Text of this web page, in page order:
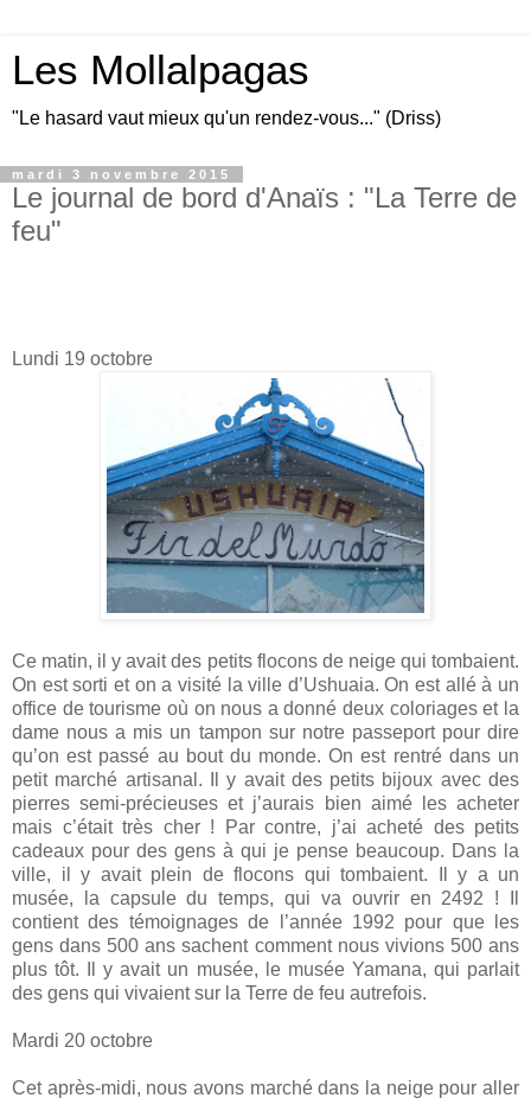
Les Mollalpagas
"Le hasard vaut mieux qu'un rendez-vous..." (Driss)
mardi 3 novembre 2015
Le journal de bord d'Anaïs : "La Terre de
feu"
Lundi 19 octobre
Ce matin, il y avait des petits flocons de neige qui tombaient.
On est sorti et on a visité la ville d’Ushuaia. On est allé à un
office de tourisme où on nous a donné deux coloriages et la
dame nous a mis un tampon sur notre passeport pour dire
qu’on est passé au bout du monde. On est rentré dans un
petit marché artisanal. Il y avait des petits bijoux avec des
pierres semi-précieuses et j’aurais bien aimé les acheter
mais c’était très cher ! Par contre, j’ai acheté des petits
cadeaux pour des gens à qui je pense beaucoup. Dans la
ville, il y avait plein de flocons qui tombaient. Il y a un
musée, la capsule du temps, qui va ouvrir en 2492 ! Il
contient des témoignages de l’année 1992 pour que les
gens dans 500 ans sachent comment nous vivions 500 ans
plus tôt. Il y avait un musée, le musée Yamana, qui parlait
des gens qui vivaient sur la Terre de feu autrefois.
Mardi 20 octobre
Cet après-midi, nous avons marché dans la neige pour aller